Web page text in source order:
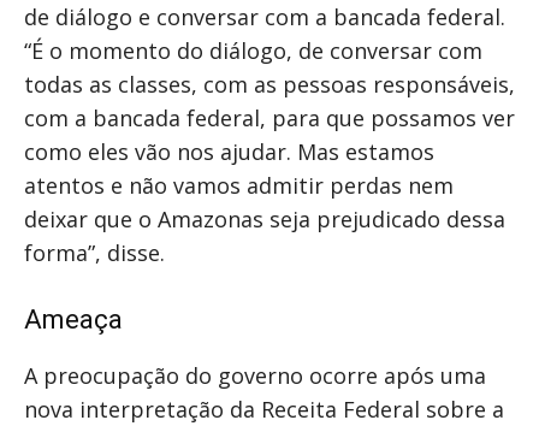
de diálogo e conversar com a bancada federal.
“É o momento do diálogo, de conversar com
todas as classes, com as pessoas responsáveis,
com a bancada federal, para que possamos ver
como eles vão nos ajudar. Mas estamos
atentos e não vamos admitir perdas nem
deixar que o Amazonas seja prejudicado dessa
forma”, disse.
Ameaça
A preocupação do governo ocorre após uma
nova interpretação da Receita Federal sobre a